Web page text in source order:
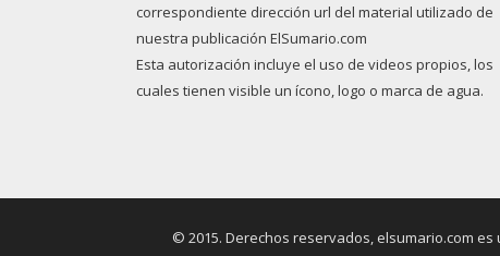
correspondiente dirección url del material utilizado de
nuestra publicación ElSumario.com
Esta autorización incluye el uso de videos propios, los
cuales tienen visible un ícono, logo o marca de agua.
© 2015. Derechos reservados, elsumario.com es